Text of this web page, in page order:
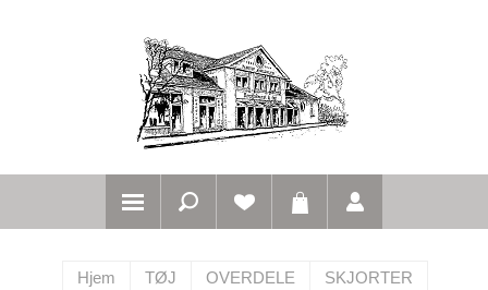
Hjem TØJ OVERDELE
SKJORTER